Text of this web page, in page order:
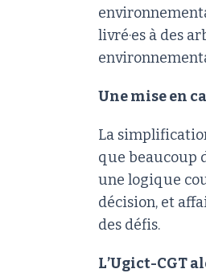
livré·es à des
Une mise en
La
que beaucoup
une logique
décision, et
des défis.
L’Ugict-CGT